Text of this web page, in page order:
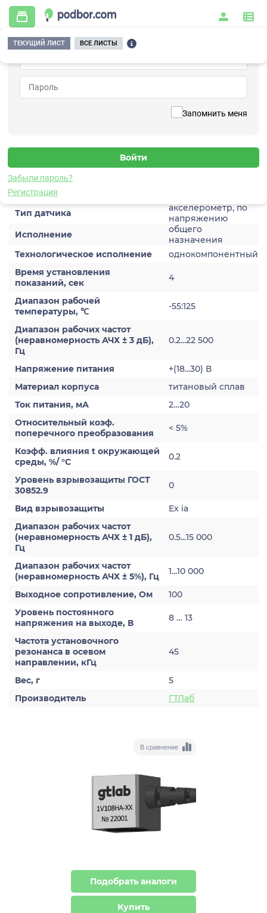
Запомнить меня
Забыли пароль?
Регистрация
ТЕКУЩИЙ ЛИСТ ВСЕ ЛИСТЫ
Главная / Контрольно-измерительные приборы и автоматика / Датчики /
Виброускорения / 1V108HA-500
Датчик виброускорения
Характеристики
Тип датчика
акселерометр, по
напряжению
Исполнение
общего
назначения
Технологическое исполнение
однокомпонентный
Время установления
показаний, сек
4
Диапазон рабочей
температуры, ℃
-55:125
Диапазон рабочих частот
(неравномерность АЧХ ± 3 дБ),
Гц
0.2...22 500
Напряжение питания
+(18...30) В
Материал корпуса
титановый сплав
Ток питания, мА
2…20
Относительный коэф.
поперечного преобразования
< 5%
Коэфф. влияния t окружающей
среды, %/ °С
0.2
Уровень взрывозащиты ГОСТ
30852.9
0
Вид взрывозащиты
Ex ia
Диапазон рабочих частот
(неравномерность АЧХ ± 1 дБ),
Гц
0.5...15 000
Диапазон рабочих частот
(неравномерность АЧХ ± 5%), Гц
1...10 000
Выходное сопротивление, Ом
100
Уровень постоянного
напряжения на выходе, В
8 … 13
Частота установочного
резонанса в осевом
направлении, кГц
45
Вес, г
5
Производитель
ГТЛаб
В сравнение
Подобрать аналоги
Купить